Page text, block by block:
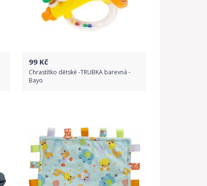
99 Kč
Chrastítko dětské -TRUBKA barevná -
Bayo
Detail produktu